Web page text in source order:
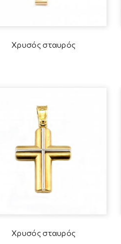
Χρυσός σταυρός
Χρυσός σταυρός